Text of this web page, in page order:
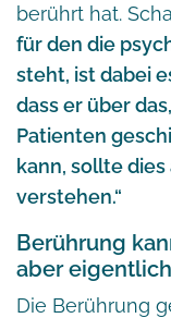
berührt hat.
für den die
steht, ist dabei
dass er über
Patienten
kann, sollte
verstehen.“
Berührung
aber
Die Berührung